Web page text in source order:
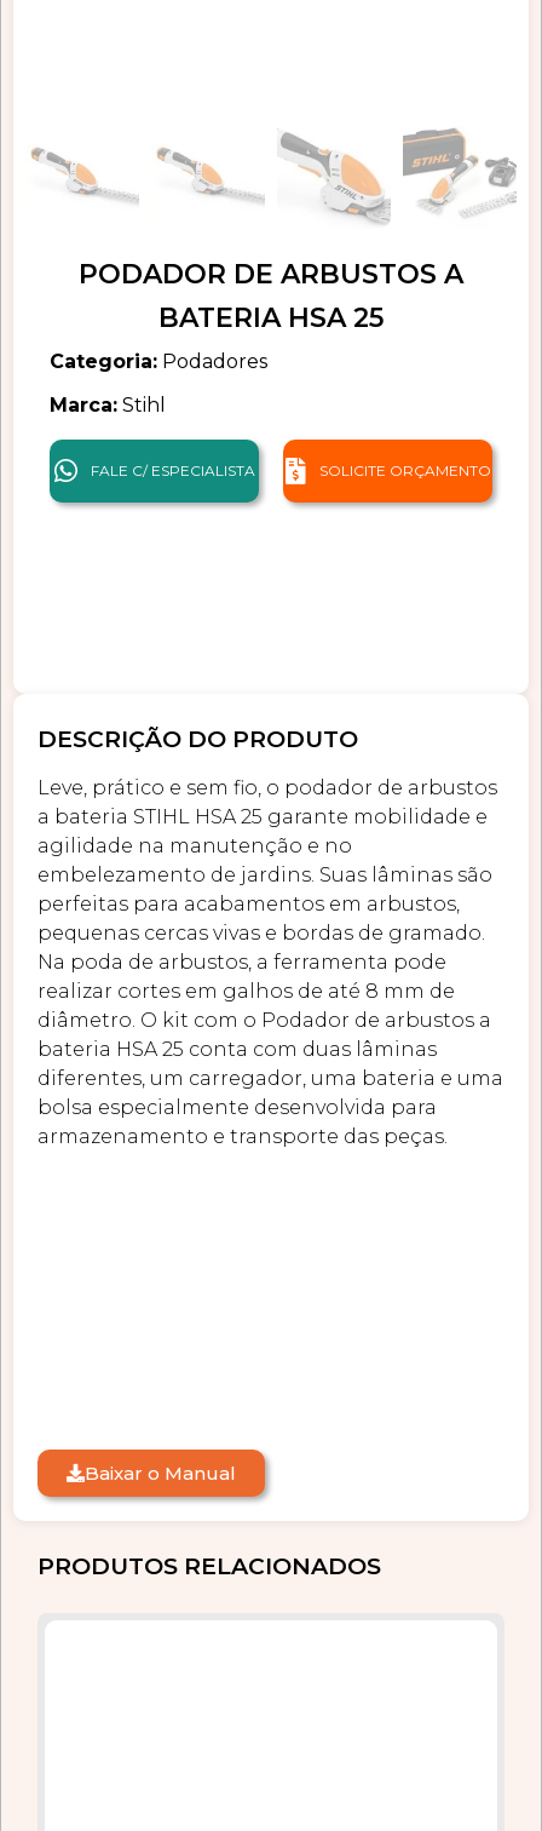
PODADOR DE ARBUSTOS A
BATERIA HSA 25
Categoria: Podadores
Marca: Stihl
FALE C/ ESPECIALISTA SOLICITE ORÇAMENTO
DESCRIÇÃO DO PRODUTO
Leve, prático e sem fio, o podador de arbustos
a bateria STIHL HSA 25 garante mobilidade e
agilidade na manutenção e no
embelezamento de jardins. Suas lâminas são
perfeitas para acabamentos em arbustos,
pequenas cercas vivas e bordas de gramado.
Na poda de arbustos, a ferramenta pode
realizar cortes em galhos de até 8 mm de
diâmetro. O kit com o Podador de arbustos a
bateria HSA 25 conta com duas lâminas
diferentes, um carregador, uma bateria e uma
bolsa especialmente desenvolvida para
armazenamento e transporte das peças.
Baixar o Manual
PRODUTOS RELACIONADOS